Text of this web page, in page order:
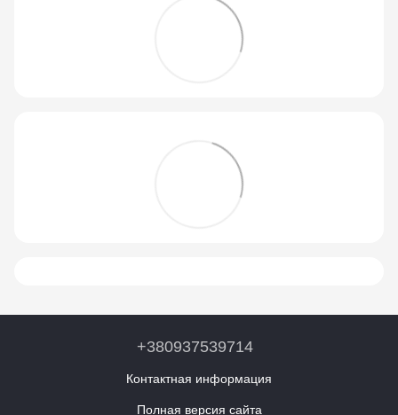
+380937539714
Контактная информация
Полная версия сайта